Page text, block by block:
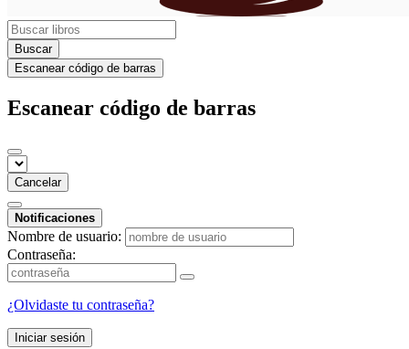
Buscar
Escanear código de barras
Escanear código de barras
Cancelar
Notificaciones
Nombre de usuario:
Contraseña:
¿Olvidaste tu contraseña?
Iniciar sesión